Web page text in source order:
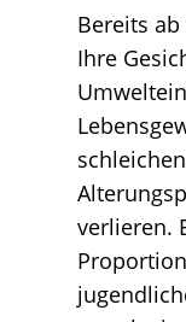
Bereits
Ihre
verlieren.